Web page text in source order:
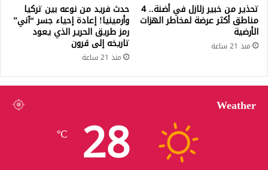
تحذير من خبير زلازل في أضنة.. 4
مناطق أكثر عرضة لمخاطر الهزات
الأرضية
منذ 21 ساعة
حدث فريد من نوعه بين تركيا
وأرمينيا! إعادة إحياء جسر “آني”
رمز طريق الحرير الذي يعود
تاريخه إلى قرون
منذ 21 ساعة
Weather
28
℃